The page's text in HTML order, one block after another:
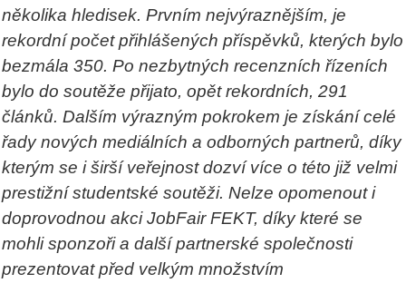
několika hledisek. Prvním nejvýraznějším, je
rekordní počet přihlášených příspěvků, kterých bylo
bezmála 350. Po nezbytných recenzních řízeních
bylo do soutěže přijato, opět rekordních, 291
článků. Dalším výrazným pokrokem je získání celé
řady nových mediálních a odborných partnerů, díky
kterým se i širší veřejnost dozví více o této již velmi
prestižní studentské soutěži. Nelze opomenout i
doprovodnou akci JobFair FEKT, díky které se
mohli sponzoři a další partnerské společnosti
prezentovat před velkým množstvím